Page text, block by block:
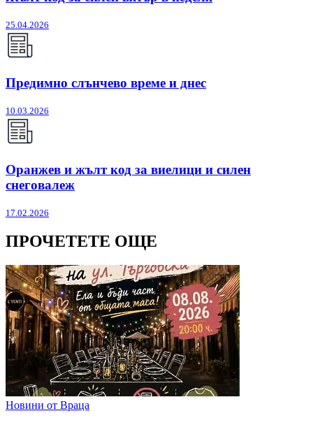
25.04.2026
Предимно слънчево време и днес
10.03.2026
Оранжев и жълт код за виелици и силен
снеговалеж
17.02.2026
ПРОЧЕТЕТЕ ОЩЕ
Новини от Враца